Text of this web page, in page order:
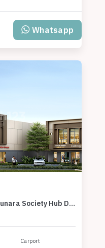
Whatsapp
Ruko Terbaru di BSD City Alunara Society Hub Dekat Akses Toll & Pasar Modern BSD
Carport